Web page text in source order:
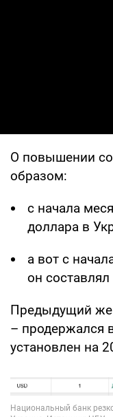
О повышении
образом:
с начала
доллара в
а вот с
он составлял
Предыдущий же
– продержался
установлен на